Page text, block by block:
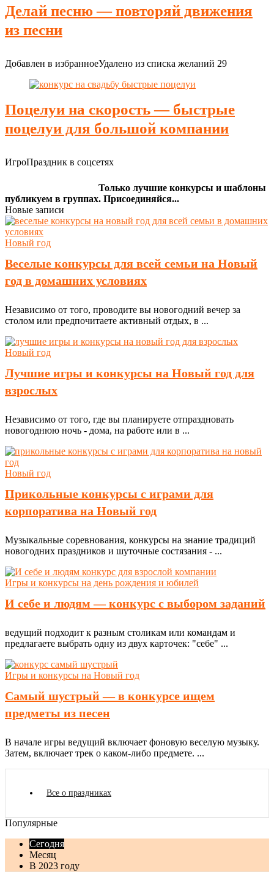
Делай песню — повторяй движения
из песни
Добавлен в избранноеУдалено из списка желаний 29
Поцелуи на скорость — быстрые
поцелуи для большой компании
ИгроПраздник в соцсетях
Только лучшие конкурсы и шаблоны
публикуем в группах. Присоединяйся...
Новые записи
Новый год
Веселые конкурсы для всей семьи на Новый
год в домашних условиях
Независимо от того, проводите вы новогодний вечер за
столом или предпочитаете активный отдых, в ...
Новый год
Лучшие игры и конкурсы на Новый год для
взрослых
Независимо от того, где вы планируете отпраздновать
новогоднюю ночь - дома, на работе или в ...
Новый год
Прикольные конкурсы с играми для
корпоратива на Новый год
Музыкальные соревнования, конкурсы на знание традиций
новогодних праздников и шуточные состязания - ...
Игры и конкурсы на день рождения и юбилей
И себе и людям — конкурс с выбором заданий
ведущий подходит к разным столикам или командам и
предлагаете выбрать одну из двух карточек: "себе" ...
Игры и конкурсы на Новый год
Самый шустрый — в конкурсе ищем
предметы из песен
В начале игры ведущий включает фоновую веселую музыку.
Затем, включает трек о каком-либо предмете. ...
Все о праздниках
Популярные
Сегодня
Месяц
В 2023 году